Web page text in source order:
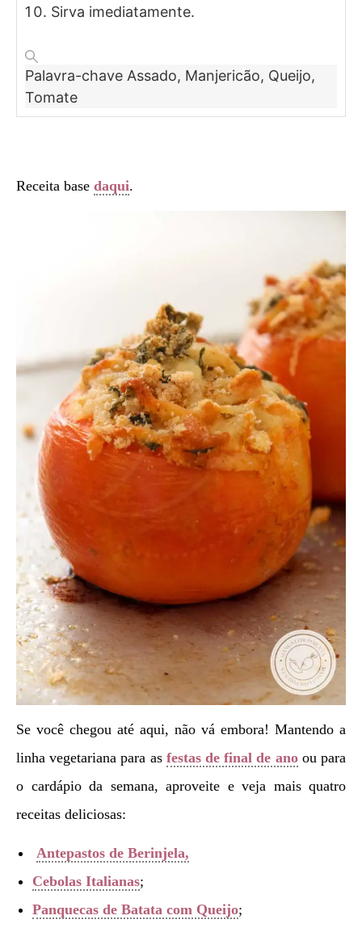
Sirva imediatamente.
Palavra-chave Assado, Manjericão, Queijo,
Tomate
Receita base daqui.
Se você chegou até aqui, não vá embora! Mantendo a
linha vegetariana para as festas de final de anoou para
o cardápio da semana, aproveite e veja mais quatro
receitas deliciosas:
Antepastos de Berinjela,
Cebolas Italianas;
Panquecas de Batata com Queijo;